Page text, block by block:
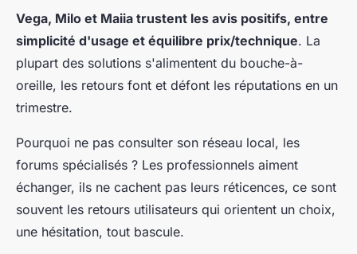
Vega, Milo et Maiia trustent les avis positifs, entre
simplicité d'usage et équilibre prix/technique. La
plupart des solutions s'alimentent du bouche-à-
oreille, les retours font et défont les réputations en un
trimestre.
Pourquoi ne pas consulter son réseau local, les
forums spécialisés ? Les professionnels aiment
échanger, ils ne cachent pas leurs réticences, ce sont
souvent les retours utilisateurs qui orientent un choix,
une hésitation, tout bascule.